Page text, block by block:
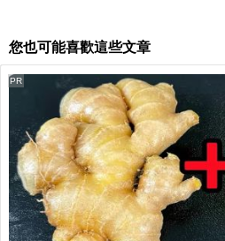
您也可能喜歡這些文章
PR